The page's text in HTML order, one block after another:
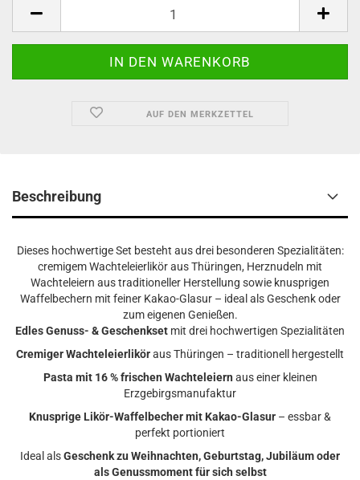
AUF DEN MERKZETTEL
Beschreibung
Dieses hochwertige Set besteht aus drei besonderen Spezialitäten:
cremigem Wachteleierlikör aus Thüringen, Herznudeln mit
Wachteleiern aus traditioneller Herstellung sowie knusprigen
Waffelbechern mit feiner Kakao-Glasur – ideal als Geschenk oder
zum eigenen Genießen.
Edles Genuss- & Geschenkset mit drei hochwertigen Spezialitäten
Cremiger Wachteleierliköraus Thüringen – traditionell hergestellt
Pasta mit 16 % frischen Wachteleiern aus einer kleinen
Erzgebirgsmanufaktur
Knusprige Likör-Waffelbecher mit Kakao-Glasur – essbar &
perfekt portioniert
Ideal alsGeschenk zu Weihnachten, Geburtstag, Jubiläum oder
als Genussmoment für sich selbst